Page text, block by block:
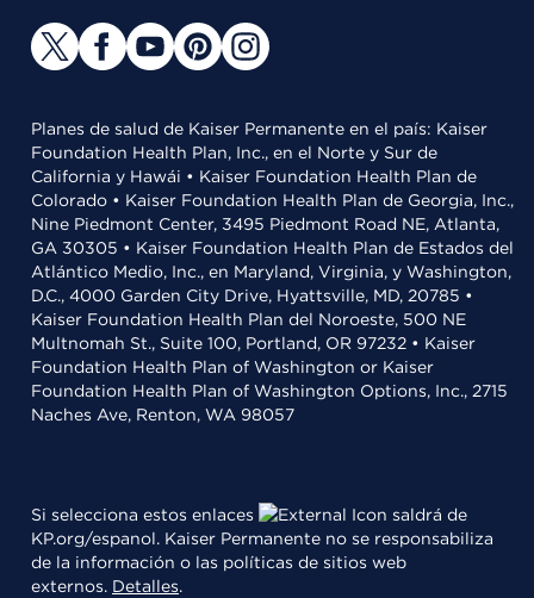
Planes de salud de Kaiser Permanente en el país: Kaiser
Foundation Health Plan, Inc., en el Norte y Sur de
California y Hawái • Kaiser Foundation Health Plan de
Colorado • Kaiser Foundation Health Plan de Georgia, Inc.,
Nine Piedmont Center, 3495 Piedmont Road NE, Atlanta,
GA 30305 • Kaiser Foundation Health Plan de Estados del
Atlántico Medio, Inc., en Maryland, Virginia, y Washington,
D.C., 4000 Garden City Drive, Hyattsville, MD, 20785 •
Kaiser Foundation Health Plan del Noroeste, 500 NE
Multnomah St., Suite 100, Portland, OR 97232 • Kaiser
Foundation Health Plan of Washington or Kaiser
Foundation Health Plan of Washington Options, Inc., 2715
Naches Ave, Renton, WA 98057
Si selecciona estos enlaces
saldrá de
KP.org/espanol. Kaiser Permanente no se responsabiliza
de la información o las políticas de sitios web
externos. Detalles.